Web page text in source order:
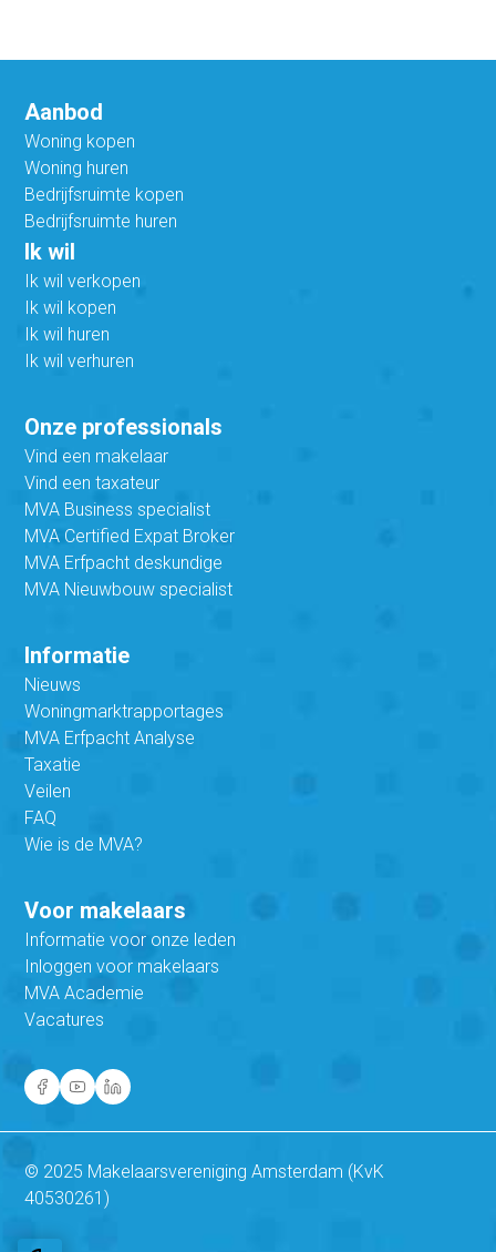
Aanbod
Woning kopen
Woning huren
Bedrijfsruimte kopen
Bedrijfsruimte huren
Ik wil
Ik wil verkopen
Ik wil kopen
Ik wil huren
Ik wil verhuren
Onze professionals
Vind een makelaar
Vind een taxateur
MVA Business specialist
MVA Certified Expat Broker
MVA Erfpacht deskundige
MVA Nieuwbouw specialist
Informatie
Nieuws
Woningmarktrapportages
MVA Erfpacht Analyse
Taxatie
Veilen
FAQ
Wie is de MVA?
Voor makelaars
Informatie voor onze leden
Inloggen voor makelaars
MVA Academie
Vacatures
© 2025 Makelaarsvereniging Amsterdam (KvK
40530261)